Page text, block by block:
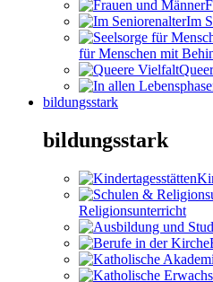
Im
für Menschen mit
bildungsstark
bildungsstark
Religionsunterricht